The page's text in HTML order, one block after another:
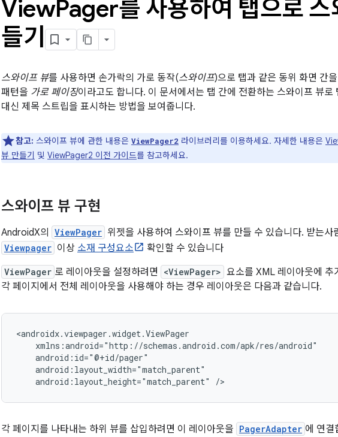
ViewPager를 사용하여 탭으로 스
들기
스와이프 뷰를 사용하면 손가락의 가로 동작(스와이프)으로 탭과 같은 동위 화면 간
패턴을 가로 페이징이라고도 합니다. 이 문서에서는 탭 간에 전환하는 스와이프 뷰로
대신 제목 스트립을 표시하는 방법을 보여줍니다.
참고: 스와이프 뷰에 관한 내용은 ViewPager2 라이브러리를 이용하세요. 자세한 내용은
뷰 만들기 및 ViewPager2 이전 가이드를 참고하세요.
스와이프 뷰 구현
AndroidX의 ViewPager 위젯을 사용하여 스와이프 뷰를 만들 수 있습니다. 받는사
Viewpager 이상 소재 구성요소 확인할 수 있습니다
ViewPager 로 레이아웃을 설정하려면 <ViewPager> 요소를 XML 레이아웃에 추
각 페이지에서 전체 레이아웃을 사용해야 하는 경우 레이아웃은 다음과 같습니다.
android:layout_height="match_parent"
각 페이지를 나타내는 하위 뷰를 삽입하려면 이 레이아웃을 PagerAdapter 에 연결